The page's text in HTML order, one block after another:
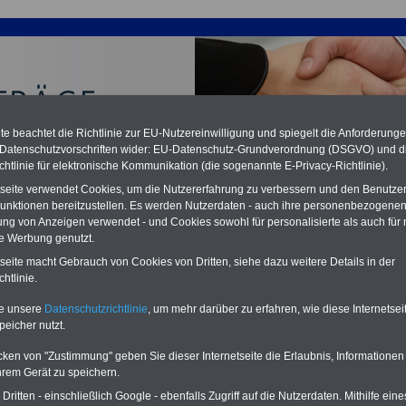
(TVöD/VKA): TVöD-E § 22 Entgelt im
Zum Komplettpreis von nur 15,00
wichtigen Fragen zum Öffentlichen
Dienst:
beachtet die Richtlinie zur EU-Nutzereinwilligung und spiegelt die
wider: EU-Datenschutz-Grundverordnung (DSGVO) und
für elektronische Kommunikation (die sogenannte E-Privacy-Richtlinie).
verwendet Cookies, um die Nutzererfahrung zu verbessern und den
bereitzustellen. Es werden Nutzerdaten - auch ihre
von Anzeigen verwendet - und Cookies sowohl für personalisierte als auch für
Werbung genutzt.
macht Gebrauch von Cookies von Dritten, siehe dazu weitere Details in der
unsere Datenschutzrichtlinie , um mehr darüber zu erfahren, wie diese
nutzt.
von "Zustimmung" geben Sie dieser Internetseite die Erlaubnis,
Gerät zu speichern.
- einschließlich Google - ebenfalls Zugriff auf die Nutzerdaten. Mithilfe